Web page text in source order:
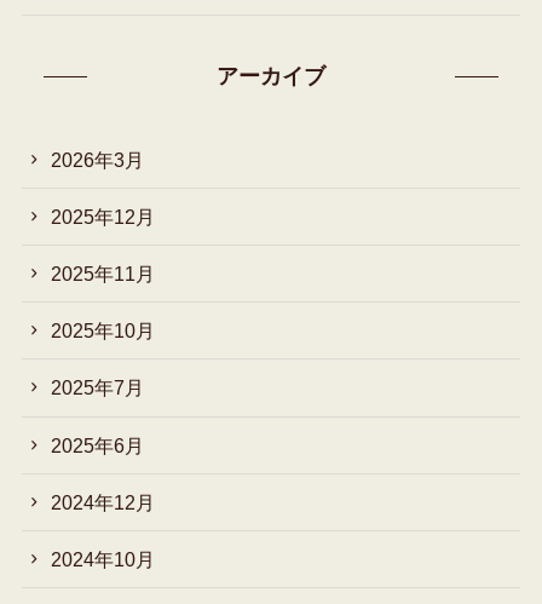
アーカイブ
2026年3月
2025年12月
2025年11月
2025年10月
2025年7月
2025年6月
2024年12月
2024年10月